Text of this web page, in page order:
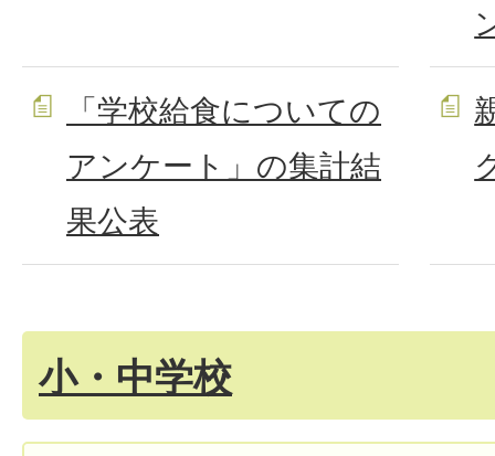
「学校給食についての
アンケート」の集計結
果公表
小・中学校